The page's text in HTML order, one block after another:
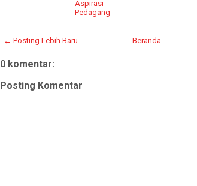
Aspirasi
Pedagang
← Posting Lebih Baru Beranda
0 komentar:
Posting Komentar